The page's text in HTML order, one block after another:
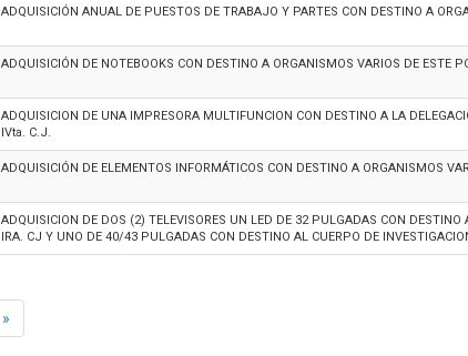
ADQUISICIÓN ANUAL DE PUESTOS DE TRABAJO Y PARTES CON DESTINO A
ADQUISICIÓN DE NOTEBOOKS CON DESTINO A ORGANISMOS VARIOS DE ESTE
ADQUISICION DE UNA IMPRESORA MULTIFUNCION CON DESTINO A LA
IVta. C.J.
ADQUISICIÓN DE ELEMENTOS INFORMÁTICOS CON DESTINO A ORGANISMOS
ADQUISICION DE DOS (2) TELEVISORES UN LED DE 32 PULGADAS CON
IRA. CJ Y UNO DE 40/43 PULGADAS CON DESTINO AL CUERPO DE
»